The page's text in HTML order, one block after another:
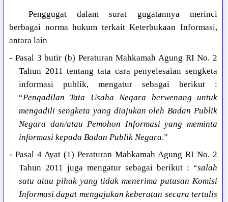
Penggugat dalam surat gugatannya merinci
berbagai norma hukum terkait Keterbukaan Informasi,
antara lain
- Pasal 3 butir (b) Peraturan Mahkamah Agung RI No. 2
Tahun 2011 tentang tata cara penyelesaian sengketa
informasi publik, mengatur sebagai berikut :
“Pengadilan Tata Usaha Negara berwenang untuk
mengadili sengketa yang diajukan oleh Badan Publik
Negara dan/atau Pemohon Informasi yang meminta
informasi kepada Badan Publik Negara.”
- Pasal 4 Ayat (1) Peraturan Mahkamah Agung RI No. 2
Tahun 2011 juga mengatur sebagai berikut : “salah
satu atau pihak yang tidak menerima putusan Komisi
Informasi dapat mengajukan keberatan secara tertulis